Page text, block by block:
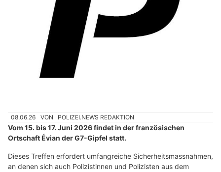
08.06.26 VON POLIZEI.NEWS REDAKTION
Vom 15. bis 17. Juni 2026 findet in der französischen
Ortschaft Évian der G7-Gipfel statt.
Dieses Treffen erfordert umfangreiche Sicherheitsmassnahmen,
an denen sich auch Polizistinnen und Polizisten aus dem